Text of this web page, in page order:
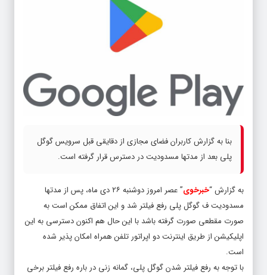
بنا به گزارش کاربران فضای مجازی از دقایقی قبل سرویس گوگل
پلی بعد از مدتها مسدودیت در دسترس قرار گرفته است.
به گزارش “خبرخوی
” عصر امروز دوشنبه ۲۶ دی ماه، پس از مدتها
مسدودیت ف گوگل پلی رفع فیلتر شد و این اتفاق ممکن است به
صورت مقطعی صورت گرفته باشد با این حال هم اکنون دسترسی به این
اپلیکیشن از طریق اینترنت دو اپراتور تلفن همراه امکان پذیر شده
است.
با توجه به رفع فیلتر شدن گوگل پلی، گمانه زنی در باره رفع فیلتر برخی